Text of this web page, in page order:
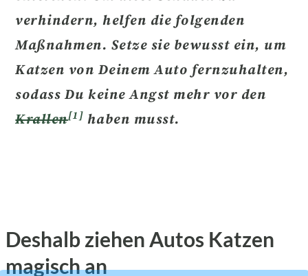
verhindern, helfen die folgenden
Maßnahmen. Setze sie bewusst ein, um
Katzen von Deinem Auto fernzuhalten,
sodass Du keine Angst mehr vor den
Krallen[1] haben musst.
Deshalb ziehen Autos Katzen
magisch an